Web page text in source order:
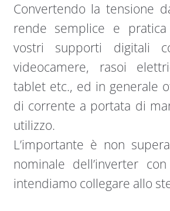
Convertendo la tensione
rende semplice e
vostri supporti digitali
videocamere, rasoi
tablet etc., ed in generale
di corrente a portata di
utilizzo.
L’importante è non
nominale dell’inverter
intendiamo collegare allo